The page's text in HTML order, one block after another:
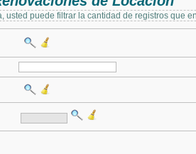
usted puede filtrar la cantidad de registros que